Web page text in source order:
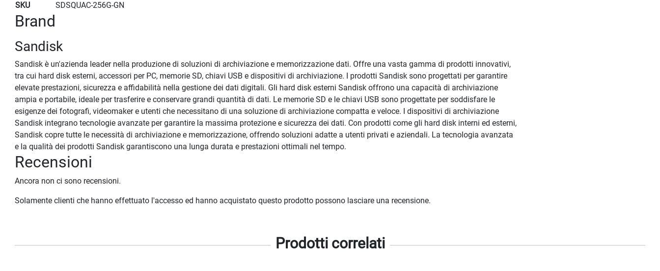
SKU SDSQUAC-256G-GN
Brand
Sandisk
Sandisk è un'azienda leader nella produzione di soluzioni di archiviazione e memorizzazione dati. Offre una vasta gamma di prodotti innovativi,
tra cui hard disk esterni, accessori per PC, memorie SD, chiavi USB e dispositivi di archiviazione. I prodotti Sandisk sono progettati per garantire
elevate prestazioni, sicurezza e affidabilità nella gestione dei dati digitali. Gli hard disk esterni Sandisk offrono una capacità di archiviazione
ampia e portabile, ideale per trasferire e conservare grandi quantità di dati. Le memorie SD e le chiavi USB sono progettate per soddisfare le
esigenze dei fotografi, videomaker e utenti che necessitano di una soluzione di archiviazione compatta e veloce. I dispositivi di archiviazione
Sandisk integrano tecnologie avanzate per garantire la massima protezione e sicurezza dei dati. Con prodotti come gli hard disk interni ed esterni,
Sandisk copre tutte le necessità di archiviazione e memorizzazione, offrendo soluzioni adatte a utenti privati e aziendali. La tecnologia avanzata
e la qualità dei prodotti Sandisk garantiscono una lunga durata e prestazioni ottimali nel tempo.
Recensioni
Ancora non ci sono recensioni.
Solamente clienti che hanno effettuato l'accesso ed hanno acquistato questo prodotto possono lasciare una recensione.
Prodotti correlati